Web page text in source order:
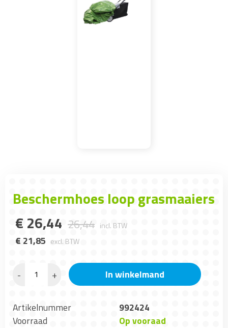
Beschermhoes loop grasmaaiers
€ 26,44 26,44 incl. BTW
€ 21,85 excl. BTW
- + In winkelmand
Artikelnummer
992424
Voorraad
Op vooraad